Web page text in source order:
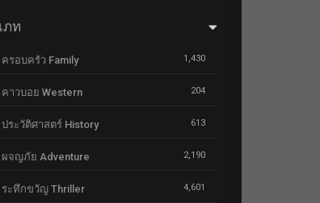
ภท
ครอบครัว Family 1,430
คาวบอย Western 204
ประวัติศาสตร์ History 613
ผจญภัย Adventure 2,190
ระทึกขวัญ Thriller 4,601